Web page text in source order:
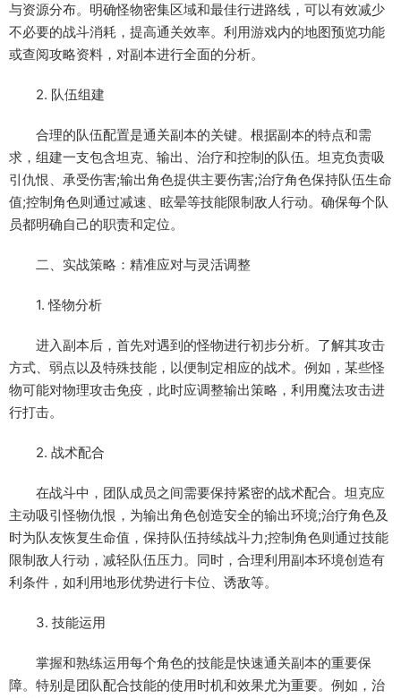
与资源分布。明确怪物密集区域和最佳行进路线，可以有效减少
不必要的战斗消耗，提高通关效率。利用游戏内的地图预览功能
或查阅攻略资料，对副本进行全面的分析。
2. 队伍组建
合理的队伍配置是通关副本的关键。根据副本的特点和需
求，组建一支包含坦克、输出、治疗和控制的队伍。坦克负责吸
引仇恨、承受伤害;输出角色提供主要伤害;治疗角色保持队伍生命
值;控制角色则通过减速、眩晕等技能限制敌人行动。确保每个队
员都明确自己的职责和定位。
二、实战策略：精准应对与灵活调整
1. 怪物分析
进入副本后，首先对遇到的怪物进行初步分析。了解其攻击
方式、弱点以及特殊技能，以便制定相应的战术。例如，某些怪
物可能对物理攻击免疫，此时应调整输出策略，利用魔法攻击进
行打击。
2. 战术配合
在战斗中，团队成员之间需要保持紧密的战术配合。坦克应
主动吸引怪物仇恨，为输出角色创造安全的输出环境;治疗角色及
时为队友恢复生命值，保持队伍持续战斗力;控制角色则通过技能
限制敌人行动，减轻队伍压力。同时，合理利用副本环境创造有
利条件，如利用地形优势进行卡位、诱敌等。
3. 技能运用
掌握和熟练运用每个角色的技能是快速通关副本的重要保
障。特别是团队配合技能的使用时机和效果尤为重要。例如，治